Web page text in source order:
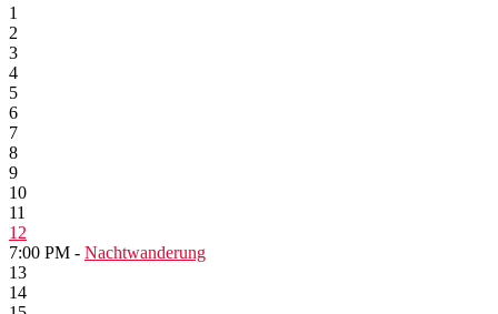
1
2
3
4
5
6
7
8
9
10
11
12
7:00 PM - Nachtwanderung
13
14